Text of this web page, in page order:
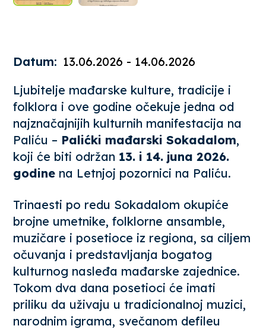
Datum: 13.06.2026 - 14.06.2026
Ljubitelje mađarske kulture, tradicije i
folklora i ove godine očekuje jedna od
najznačajnijih kulturnih manifestacija na
Paliću – Palićki mađarski Sokadalom,
koji će biti održan 13. i 14. juna 2026.
godine na Letnjoj pozornici na Paliću.
Trinaesti po redu Sokadalom okupiće
brojne umetnike, folklorne ansamble,
muzičare i posetioce iz regiona, sa ciljem
očuvanja i predstavljanja bogatog
kulturnog nasleđa mađarske zajednice.
Tokom dva dana posetioci će imati
priliku da uživaju u tradicionalnoj muzici,
narodnim igrama, svečanom defileu